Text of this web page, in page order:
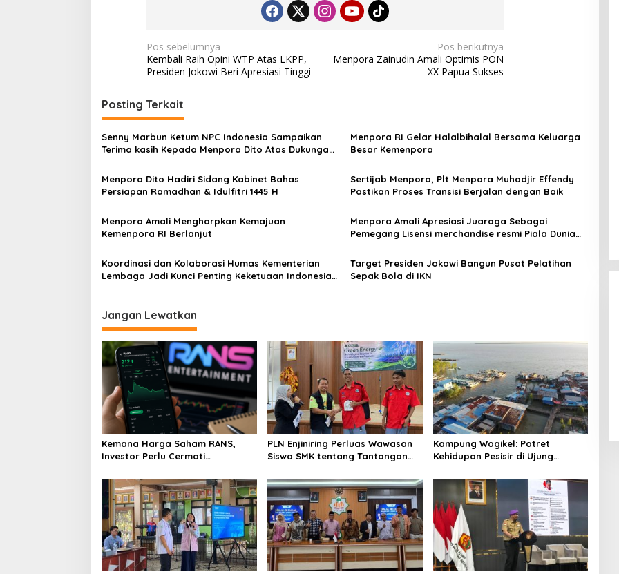
Navigasi
pos
Pos sebelumnya
Kembali Raih Opini WTP Atas LKPP,
Presiden Jokowi Beri Apresiasi Tinggi
Pos berikutnya
Menpora Zainudin Amali Optimis PON
XX Papua Sukses
Posting Terkait
Senny Marbun Ketum NPC Indonesia Sampaikan
Terima kasih Kepada Menpora Dito Atas Dukungan
Menpora RI Gelar Halalbihalal Bersama Keluarga
Besar Kemenpora
Menpora Dito Hadiri Sidang Kabinet Bahas
Persiapan Ramadhan & Idulfitri 1445 H
Sertijab Menpora, Plt Menpora Muhadjir Effendy
Pastikan Proses Transisi Berjalan dengan Baik
Menpora Amali Mengharpkan Kemajuan
Kemenpora RI Berlanjut
Menpora Amali Apresiasi Juaraga Sebagai
Pemegang Lisensi merchandise resmi Piala Dunia
Koordinasi dan Kolaborasi Humas Kementerian
Lembaga Jadi Kunci Penting Keketuaan Indonesia
Target Presiden Jokowi Bangun Pusat Pelatihan
Sepak Bola di IKN
Jangan Lewatkan
Kemana Harga Saham RANS,
Investor Perlu Cermati
Spekulasi Berlebihan
PLN Enjiniring Perluas Wawasan
Siswa SMK tentang Tantangan
Kampung Wogikel: Potret
Kehidupan Pesisir di Ujung
Tengah Keterbatasan